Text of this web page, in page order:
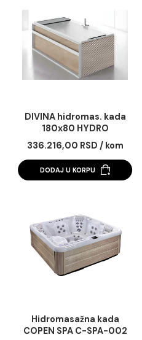
PORTO sa izlivom i ružom
tuša hrom
103.515,00 RSD / kom
DODAJ U KORPU
DIVINA hidromas. kada
180x80 HYDRO
PLUS+panel sa metal
belim ramom wood grain
336.216,00 RSD / kom
DODAJ U KORPU